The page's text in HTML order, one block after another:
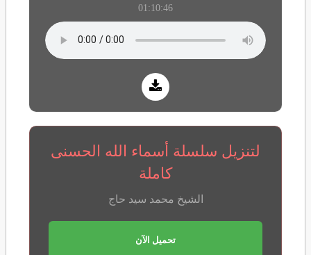
01:10:46
لتنزيل سلسلة أسماء الله الحسنى
كاملة
الشيخ محمد سيد حاج
تحميل الآن